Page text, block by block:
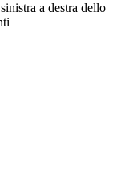
a destra dello